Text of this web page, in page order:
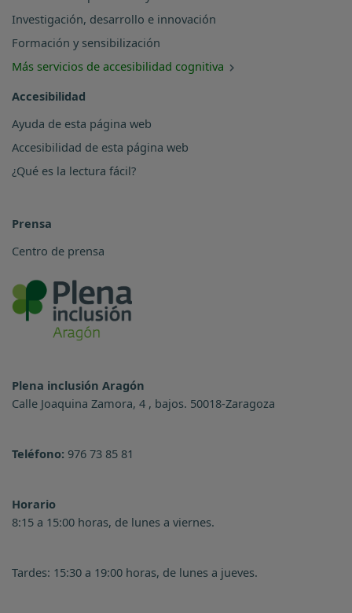
Investigación, desarrollo e innovación
Formación y sensibilización
Más servicios de accesibilidad cognitiva
Accesibilidad
Ayuda de esta página web
Accesibilidad de esta página web
¿Qué es la lectura fácil?
Prensa
Centro de prensa
Plena inclusión Aragón
Calle Joaquina Zamora, 4 , bajos. 50018-Zaragoza
Teléfono: 976 73 85 81
Horario
8:15 a 15:00 horas, de lunes a viernes.
Tardes: 15:30 a 19:00 horas, de lunes a jueves.